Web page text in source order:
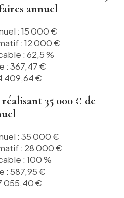
annuel
: 15 000 €
: 12 000 €
: 62,5 %
: 367,47 €
409,64 €
35 000 € de
: 35 000 €
: 28 000 €
: 100 %
: 587,95 €
055,40 €